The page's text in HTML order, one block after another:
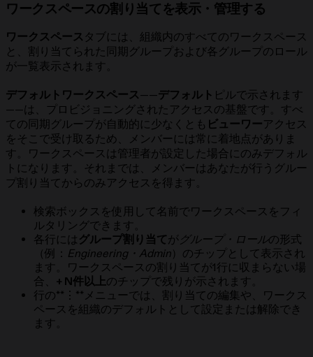
ワークスペースの割り当てを表示・管理する
ワークスペース タブには、組織内のすべてのワークスペース
と、割り当てられた同期グループおよび各グループのロール
が一覧表示されます。
デフォルトワークスペース——デフォルト ピルで示されます
——は、プロビジョニングされたアクセスの基盤です。すべ
ての同期グループが自動的に少なくとも ビューワーアクセス
をそこで受け取るため、メンバーには常に着地点がありま
す。ワークスペースは管理者が設定した場合にのみデフォル
トになります。それまでは、メンバーはあなたが行うグルー
プ割り当てからのみアクセスを得ます。
検索ボックスを使用して名前でワークスペースをフィ
ルタリングできます。
各行には グループ割り当てが グループ・ロールの形式
（例： Engineering・Admin）のチップとして表示され
ます。ワークスペースの割り当てが1行に収まらない場
合、 + N件以上のチップで残りが示されます。
行の**⋮**メニューでは、割り当ての編集や、ワークス
ペースを組織のデフォルトとして設定または解除でき
ます。